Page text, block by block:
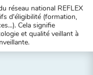
réseau national REFLEX
d'éligibilité (formation,
Cela signifie
et qualité veillant à